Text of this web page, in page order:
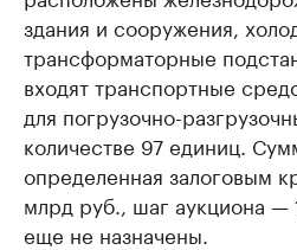
здания и сооружения,
трансформаторные
входят транспортные
для погрузочно-
количестве 97 единиц.
определенная залоговым
млрд руб., шаг аукциона —
еще не назначены.